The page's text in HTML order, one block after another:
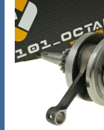
Moottorikelkan osat
Mopoauton osat
Mönkijän osat
Puutarha ja metsä
Ajovarusteet